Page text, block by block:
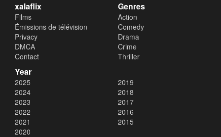
xalaflix
Films
Émissions de télévision
Privacy
DMCA
Contact
Genres
Action
Comedy
Drama
Crime
Thriller
Year
2025
2024
2023
2022
2021
2020
2019
2018
2017
2016
2015